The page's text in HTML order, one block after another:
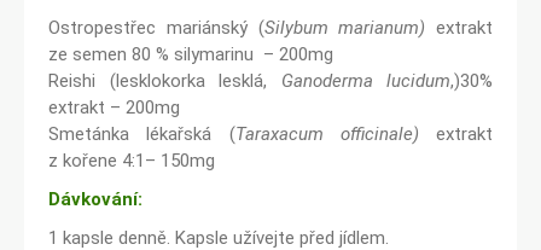
Ostropestřec mariánský (Silybum marianum) extrakt
ze semen 80 % silymarinu – 200mg
Reishi (lesklokorka lesklá, Ganoderma lucidum,)30%
extrakt – 200mg
Smetánka lékařská (Taraxacum officinale) extrakt
z kořene 4:1– 150mg
Dávkování:
1 kapsle denně. Kapsle užívejte před jídlem.